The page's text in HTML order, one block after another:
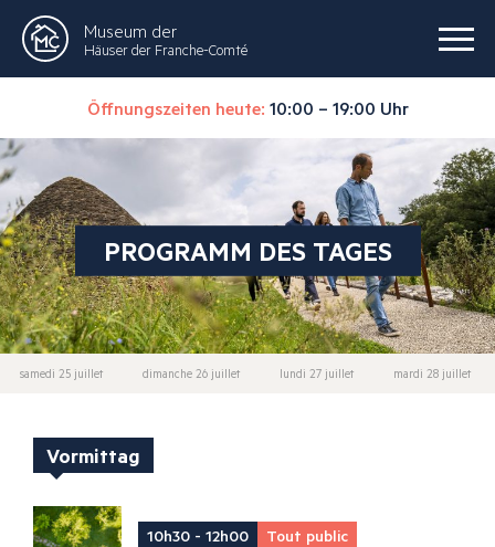
Museum der
Häuser der Franche-Comté
Öffnungszeiten heute: 10:00 – 19:00 Uhr
PROGRAMM DES TAGES
samedi 25 juillet dimanche 26 juillet lundi 27 juillet mardi 28 juillet
Vormittag
10h30 - 12h00 Tout public